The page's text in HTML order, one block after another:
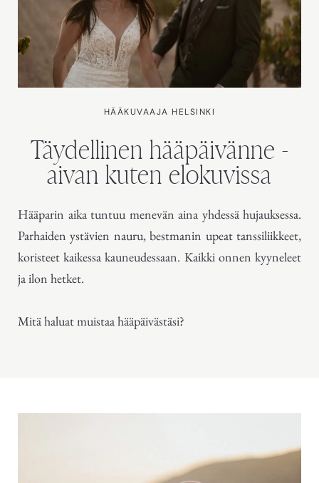
HÄÄKUVAAJA HELSINKI
Täydellinen hääpäivänne -
aivan kuten elokuvissa
Hääparin aika tuntuu menevän aina yhdessä hujauksessa.
Parhaiden ystävien nauru, bestmanin upeat tanssiliikkeet,
koristeet kaikessa kauneudessaan. Kaikki onnen kyyneleet
ja ilon hetket.
Mitä haluat muistaa hääpäivästäsi?